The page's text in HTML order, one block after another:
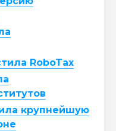
RoboTax
крупнейшую